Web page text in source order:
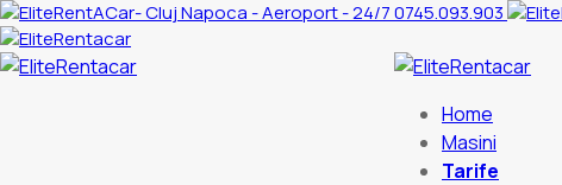
0745.093.903
Home
Masini
Tarife